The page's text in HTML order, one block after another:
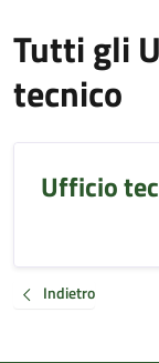
Tutti gli
tecnico
Ufficio
Indietro